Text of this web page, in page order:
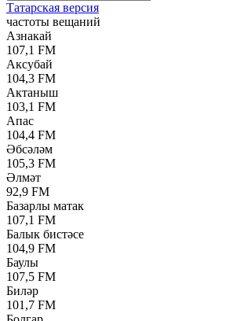
Татарская версия
частоты вещаний
Азнакай
107,1 FM
Аксубай
104,3 FM
Актаныш
103,1 FM
Апас
104,4 FM
Әбсәләм
105,3 FM
Әлмәт
92,9 FM
Базарлы матак
107,1 FM
Балык бистәсе
104,9 FM
Баулы
107,5 FM
Биләр
101,7 FM